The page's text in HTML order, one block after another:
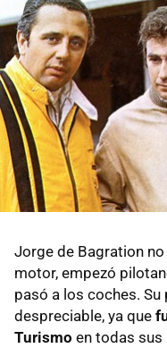
Jorge de Bagration
motor, empezó
pasó a los coches.
despreciable, ya que
Turismo en todas sus